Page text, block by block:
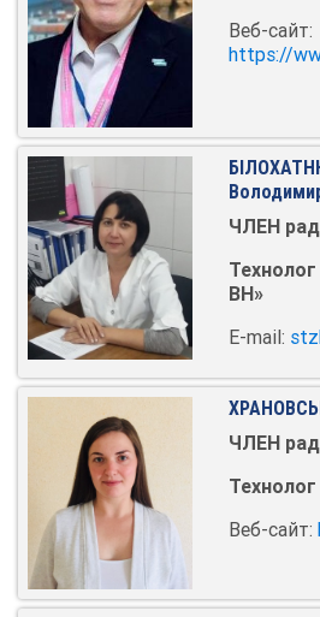
Веб-сайт:
https://
ЧЛЕН
ВН»
E-mail:
ЧЛЕН
Веб-сайт: